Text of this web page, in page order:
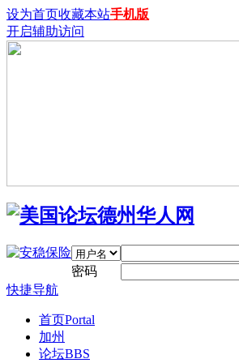
设为首页收藏本站手机版
开启辅助访问
密码
快捷导航
首页Portal
加州
论坛BBS